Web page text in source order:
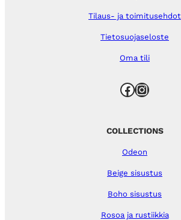
Tilaus- ja toimitusehdot
Tietosuojaseloste
Oma tili
Facebook Instagram
COLLECTIONS
Odeon
Beige sisustus
Boho sisustus
Rosoa ja rustiikkia